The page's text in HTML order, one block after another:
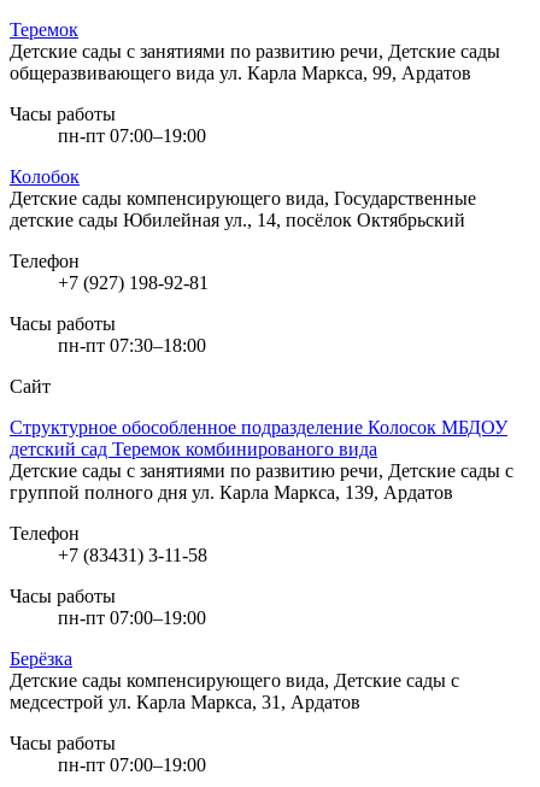
Теремок
Детские сады с занятиями по развитию речи, Детские сады
общеразвивающего вида ул. Карла Маркса, 99, Ардатов
Часы работы
пн-пт 07:00–19:00
Колобок
Детские сады компенсирующего вида, Государственные
детские сады Юбилейная ул., 14, посёлок Октябрьский
Телефон
+7 (927) 198-92-81
Часы работы
пн-пт 07:30–18:00
Сайт
Структурное обособленное подразделение Колосок МБДОУ
детский сад Теремок комбинированого вида
Детские сады с занятиями по развитию речи, Детские сады с
группой полного дня ул. Карла Маркса, 139, Ардатов
Телефон
+7 (83431) 3-11-58
Часы работы
пн-пт 07:00–19:00
Берёзка
Детские сады компенсирующего вида, Детские сады с
медсестрой ул. Карла Маркса, 31, Ардатов
Часы работы
пн-пт 07:00–19:00